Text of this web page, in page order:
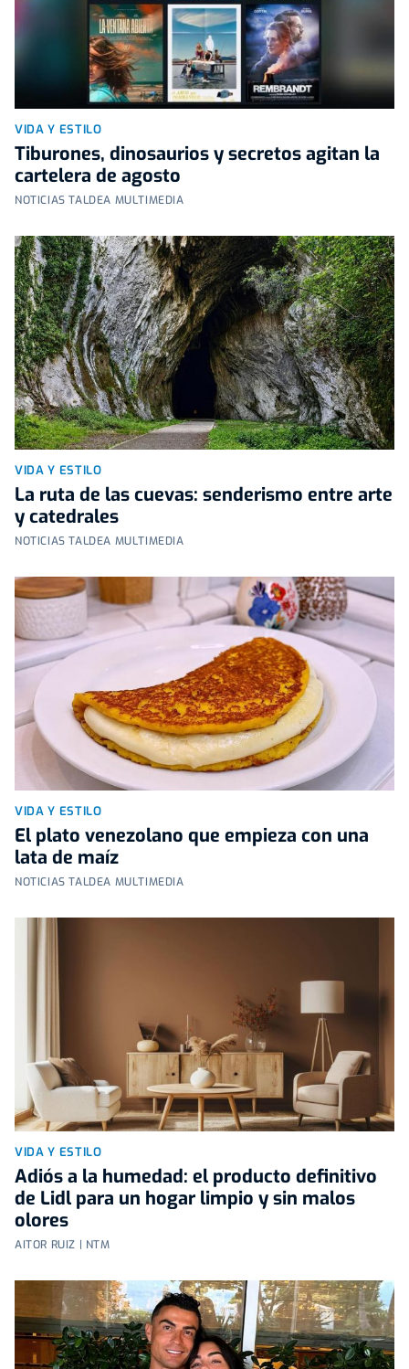
VIDA Y ESTILO
Tiburones, dinosaurios y secretos agitan la
cartelera de agosto
NOTICIAS TALDEA MULTIMEDIA
VIDA Y ESTILO
La ruta de las cuevas: senderismo entre arte
y catedrales
NOTICIAS TALDEA MULTIMEDIA
VIDA Y ESTILO
El plato venezolano que empieza con una
lata de maíz
NOTICIAS TALDEA MULTIMEDIA
VIDA Y ESTILO
Adiós a la humedad: el producto definitivo
de Lidl para un hogar limpio y sin malos
olores
AITOR RUIZ | NTM